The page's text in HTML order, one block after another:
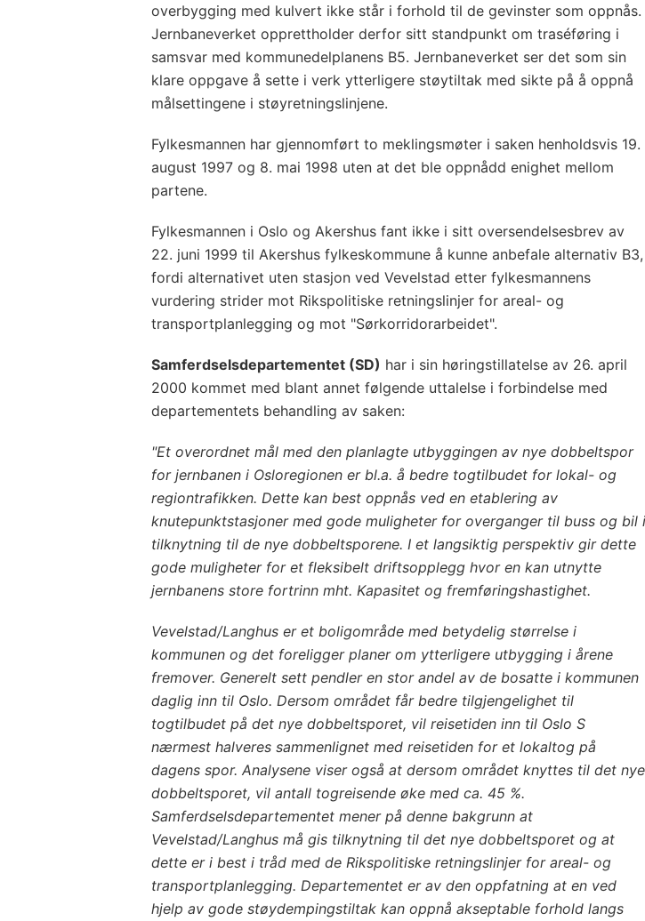
overbygging med kulvert ikke står i forhold til de gevinster som oppnås.
Jernbaneverket opprettholder derfor sitt standpunkt om traséføring i
samsvar med kommunedelplanens B5. Jernbaneverket ser det som sin
klare oppgave å sette i verk ytterligere støytiltak med sikte på å oppnå
målsettingene i støyretningslinjene.
Fylkesmannen har gjennomført to meklingsmøter i saken henholdsvis 19.
august 1997 og 8. mai 1998 uten at det ble oppnådd enighet mellom
partene.
Fylkesmannen i Oslo og Akershus fant ikke i sitt oversendelsesbrev av
22. juni 1999 til Akershus fylkeskommune å kunne anbefale alternativ B3,
fordi alternativet uten stasjon ved Vevelstad etter fylkesmannens
vurdering strider mot Rikspolitiske retningslinjer for areal- og
transportplanlegging og mot "Sørkorridorarbeidet".
Samferdselsdepartementet (SD) har i sin høringstillatelse av 26. april
2000 kommet med blant annet følgende uttalelse i forbindelse med
departementets behandling av saken:
"Et overordnet mål med den planlagte utbyggingen av nye dobbeltspor
for jernbanen i Osloregionen er bl.a. å bedre togtilbudet for lokal- og
regiontrafikken. Dette kan best oppnås ved en etablering av
knutepunktstasjoner med gode muligheter for overganger til buss og bil i
tilknytning til de nye dobbeltsporene. I et langsiktig perspektiv gir dette
gode muligheter for et fleksibelt driftsopplegg hvor en kan utnytte
jernbanens store fortrinn mht. Kapasitet og fremføringshastighet.
Vevelstad/Langhus er et boligområde med betydelig størrelse i
kommunen og det foreligger planer om ytterligere utbygging i årene
fremover. Generelt sett pendler en stor andel av de bosatte i kommunen
daglig inn til Oslo. Dersom området får bedre tilgjengelighet til
togtilbudet på det nye dobbeltsporet, vil reisetiden inn til Oslo S
nærmest halveres sammenlignet med reisetiden for et lokaltog på
dagens spor. Analysene viser også at dersom området knyttes til det nye
dobbeltsporet, vil antall togreisende øke med ca. 45 %.
Samferdselsdepartementet mener på denne bakgrunn at
Vevelstad/Langhus må gis tilknytning til det nye dobbeltsporet og at
dette er i best i tråd med de Rikspolitiske retningslinjer for areal- og
transportplanlegging. Departementet er av den oppfatning at en ved
hjelp av gode støydempingstiltak kan oppnå akseptable forhold langs